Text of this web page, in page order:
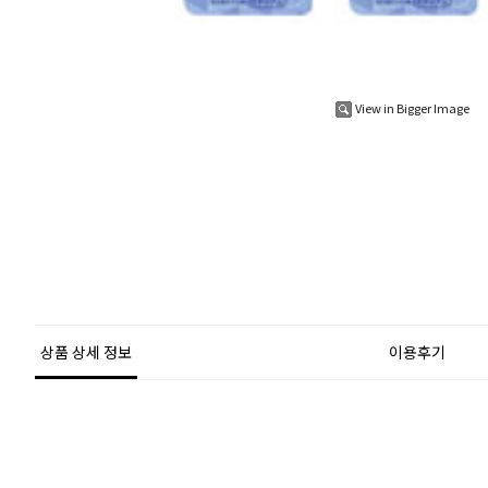
View in Bigger Image
상품 상세 정보 이용후기